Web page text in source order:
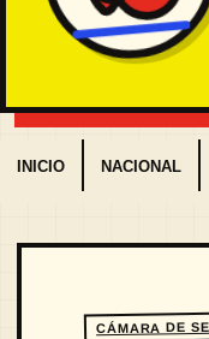
INICIO NACIONAL
CÁMARA DE